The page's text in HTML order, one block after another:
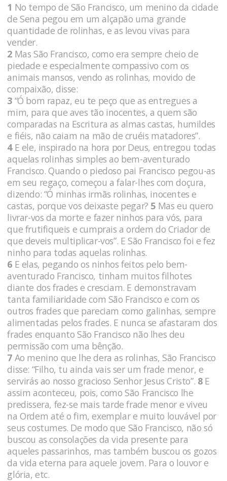
1 No tempo de São Francisco, um menino da cidade
de Sena pegou em um alçapão uma grande
quantidade de rolinhas, e as levou vivas para
vender.
2 Mas São Francisco, como era sempre cheio de
piedade e especialmente compassivo com os
animais mansos, vendo as rolinhas, movido de
compaixão, disse:
3 “Ó bom rapaz, eu te peço que as entregues a
mim, para que aves tão inocentes, a quem são
comparadas na Escritura as almas castas, humildes
e fiéis, não caiam na mão de cruéis matadores”.
4E ele, inspirado na hora por Deus, entregou todas
aquelas rolinhas simples ao bem-aventurado
Francisco. Quando o piedoso pai Francisco pegou-as
em seu regaço, começou a falar-lhes com doçura,
dizendo: “Ó minhas irmãs rolinhas, inocentes e
castas, porque vos deixaste pegar? 5 Mas eu quero
livrar-vos da morte e fazer ninhos para vós, para
que frutifiqueis e cumprais a ordem do Criador de
que deveis multiplicar-vos”. E São Francisco foi e fez
ninho para todas aquelas rolinhas.
6 E elas, pegando os ninhos feitos pelo bem-
aventurado Francisco, tinham muitos filhotes
diante dos frades e cresciam. E demonstravam
tanta familiaridade com São Francisco e com os
outros frades que pareciam como galinhas, sempre
alimentadas pelos frades. E nunca se afastaram dos
frades enquanto São Francisco não lhes deu
permissão com uma bênção.
7 Ao menino que lhe dera as rolinhas, São Francisco
disse: “Filho, tu ainda vais ser um frade menor, e
servirás ao nosso gracioso Senhor Jesus Cristo”. 8E
assim aconteceu, pois, como São Francisco lhe
predissera, fez-se mais tarde frade menor e viveu
na Ordem até o fim, exemplar e muito louvável por
seus costumes. De modo que São Francisco, não só
buscou as consolações da vida presente para
aqueles passarinhos, mas também buscou os gozos
da vida eterna para aquele jovem. Para o louvor e
glória, etc.